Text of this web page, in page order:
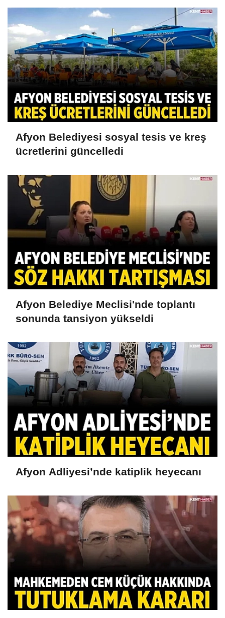
Afyon Belediyesi sosyal tesis ve kreş
ücretlerini güncelledi
Afyon Belediye Meclisi'nde toplantı
sonunda tansiyon yükseldi
Afyon Adliyesi’nde katiplik heyecanı